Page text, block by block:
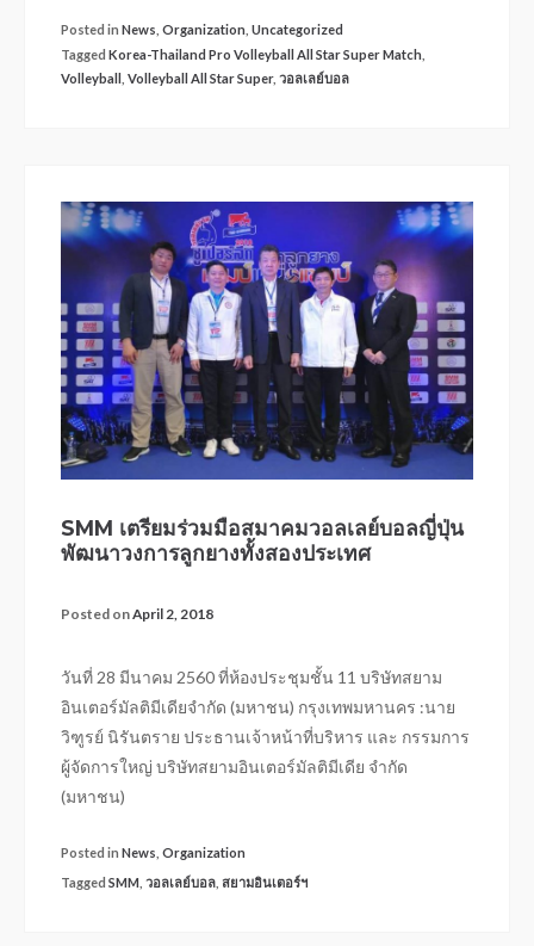
Posted in News Organization Uncategorized
Tagged Korea-Thailand Pro Volleyball All Star Super Match
Volleyball Volleyball All Star Super, วอลเลย์บอล
SMM เตรียมร่วมมือสมาคมวอลเลย์บอลญี่ปุ่น
พัฒนาวงการลูกยางทั้งสองประเทศ
Posted onApril 2, 2018
วันที่ 28 มีนาคม 2560 ที่ห้องประชุมชั้น 11 บริษัทสยาม
อินเตอร์มัลติมีเดียจำกัด (มหาชน) กรุงเทพมหานคร :นาย
วิฑูรย์ นิรันตราย ประธานเจ้าหน้าที่บริหาร และ กรรมการ
ผู้จัดการใหญ่ บริษัทสยามอินเตอร์มัลติมีเดีย จำกัด
(มหาชน)
Posted in News Organization
Tagged SMM วอลเลย์บอล สยามอินเตอร์ฯ